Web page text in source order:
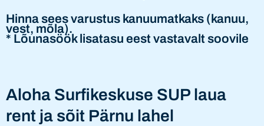
Hinna sees varustus kanuumatkaks (kanuu,
vest, mõla).
* Lõunasöök lisatasu eest vastavalt soovile
Aloha Surfikeskuse SUP laua
rent ja sõit Pärnu lahel